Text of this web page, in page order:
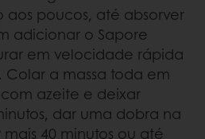
poucos, até absorver
adicionar o Sapore
em velocidade rápida
a massa toda em
azeite e deixar
dar uma dobra na
40 minutos ou até